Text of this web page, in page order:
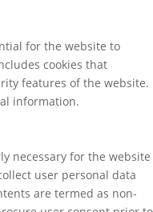
for the website to
cookies that
features of the website.
information.
necessary for the website
user personal data
are termed as non-